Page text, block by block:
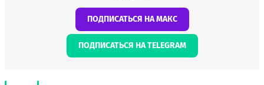
ПОДПИСАТЬСЯ НА МАКС
ПОДПИСАТЬСЯ НА TELEGRAM